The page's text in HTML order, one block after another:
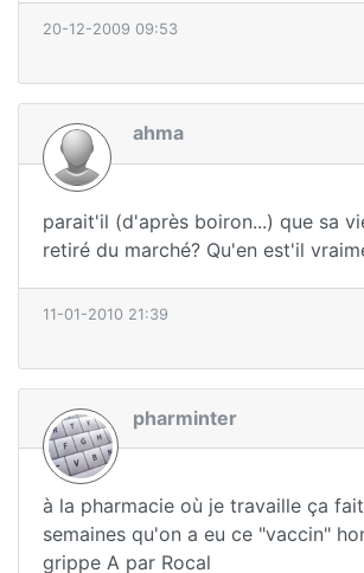
20-12-2009 09:53
ahma
parait'il (d'après boiron...) que sa
retiré du marché? Qu'en est'il
11-01-2010 21:39
pharminter
à la pharmacie où je travaille ça
semaines qu'on a eu ce "vaccin"
grippe A par Rocal